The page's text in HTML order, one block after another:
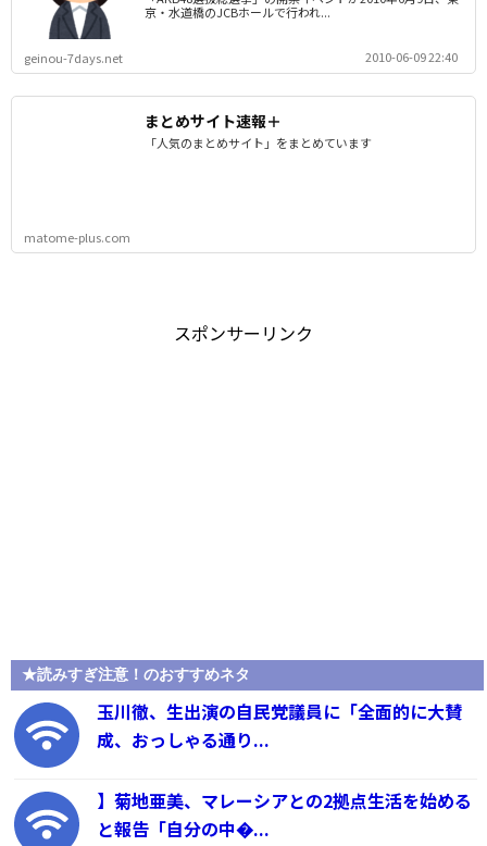
京・水道橋のJCBホールで行われ...
geinou-7days.net 2010-06-09 22:40
まとめサイト速報＋
「人気のまとめサイト」をまとめています
matome-plus.com
スポンサーリンク
★読みすぎ注意！のおすすめネタ
玉川徹、生出演の自民党議員に「全面的に大賛
成、おっしゃる通り...
】菊地亜美、マレーシアとの2拠点生活を始める
と報告「自分の中�...